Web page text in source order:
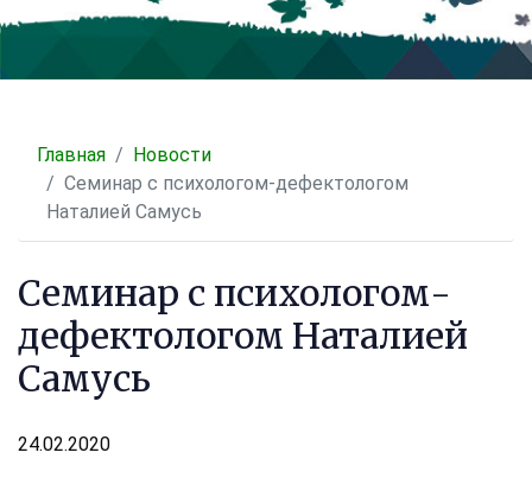
Главная
Новости
Семинар с психологом-дефектологом
Наталией Самусь
Семинар с психологом-
дефектологом Наталией
Самусь
24.02.2020